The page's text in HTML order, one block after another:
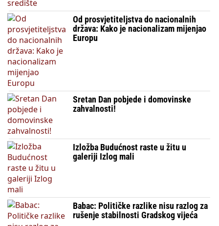
Od prosvjetiteljstva do nacionalnih
država: Kako je nacionalizam mijenjao
Europu
Sretan Dan pobjede i domovinske
zahvalnosti!
Izložba Budućnost raste u žitu u
galeriji Izlog mali
Babac: Političke razlike nisu razlog za
rušenje stabilnosti Gradskog vijeća